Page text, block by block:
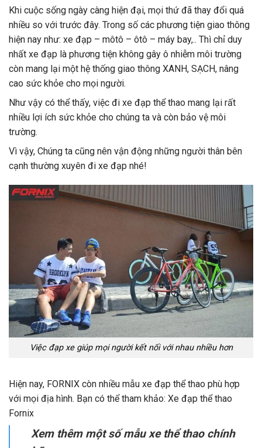
Khi cuộc sống ngày càng hiện đại, mọi thứ đã thay đổi quá
nhiều so với trước đây. Trong số các phương tiện giao thông
hiện nay như: xe đạp – môtô – ôtô – máy bay,.. Thì chỉ duy
nhất xe đạp là phương tiện không gây ô nhiễm môi trường
còn mang lại một hệ thống giao thông XANH, SẠCH, nâng
cao sức khỏe cho mọi người.
Như vậy có thể thấy, việc đi xe đạp thể thao mang lại rất
nhiều lợi ích sức khỏe cho chúng ta và còn bảo vệ môi
trường.
Vì vậy, Chúng ta cũng nên vận động những người thân bên
cạnh thường xuyên đi xe đạp nhé!
Việc đạp xe giúp mọi người kết nối với nhau nhiều hơn
Hiện nay, FORNIX còn nhiều mẫu xe đạp thể thao phù hợp
với mọi địa hình. Bạn có thể tham khảo: Xe đạp thể thao
Fornix
Xem thêm một số mẫu xe thể thao chính